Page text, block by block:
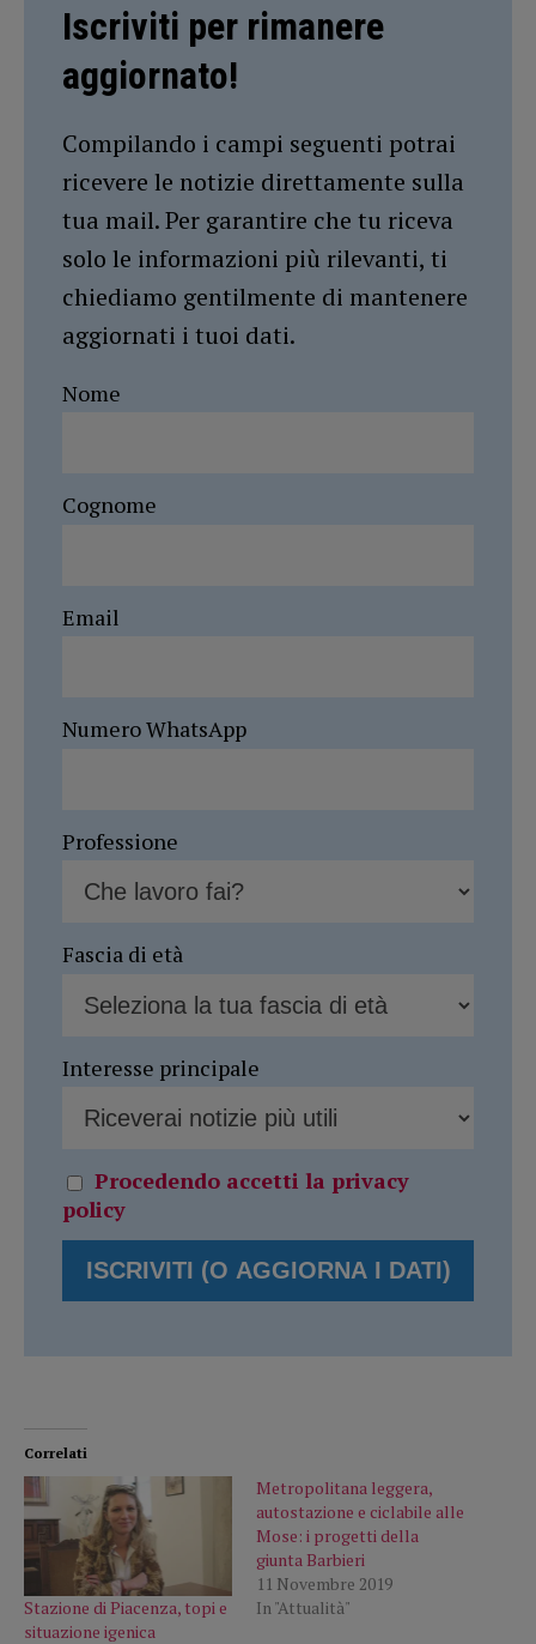
Iscriviti per rimanere
aggiornato!
Compilando i campi seguenti potrai
ricevere le notizie direttamente sulla
tua mail. Per garantire che tu riceva
solo le informazioni più rilevanti, ti
chiediamo gentilmente di mantenere
aggiornati i tuoi dati.
Nome
Cognome
Email
Numero WhatsApp
Professione
Fascia di età
Interesse principale
Procedendo accetti la privacy
policy
Correlati
Stazione di Piacenza, topi e
situazione igenica
Metropolitana leggera,
autostazione e ciclabile alle
Mose: i progetti della
giunta Barbieri
11 Novembre 2019
In "Attualità"